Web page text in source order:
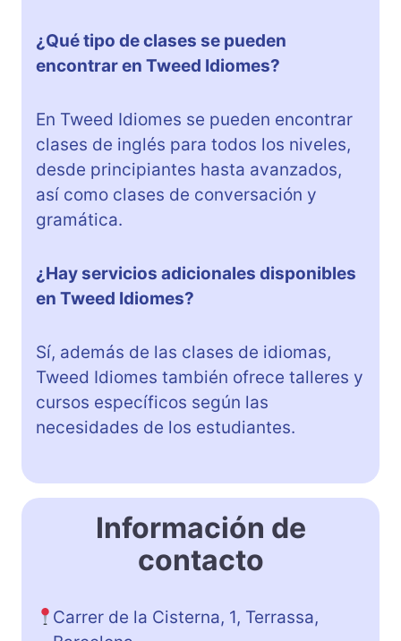
¿Qué tipo de clases se pueden
encontrar en Tweed Idiomes?
En Tweed Idiomes se pueden encontrar
clases de inglés para todos los niveles,
desde principiantes hasta avanzados,
así como clases de conversación y
gramática.
¿Hay servicios adicionales disponibles
en Tweed Idiomes?
Sí, además de las clases de idiomas,
Tweed Idiomes también ofrece talleres y
cursos específicos según las
necesidades de los estudiantes.
Información de
contacto
Carrer de la Cisterna, 1, Terrassa,